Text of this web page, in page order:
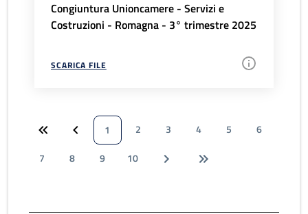
Congiuntura Unioncamere - Servizi e
Costruzioni - Romagna - 3° trimestre 2025
SCARICA FILE
1 2 3 4 5
6
7
8 9 10